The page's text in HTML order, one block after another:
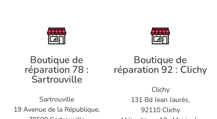
Boutique de
réparation 78 :
Sartrouville
Sartrouville
19 Avenue de la République,
Boutique de
réparation 92 : Clichy
Clichy
131 Bd Jean Jaurès,
92110 Clichy